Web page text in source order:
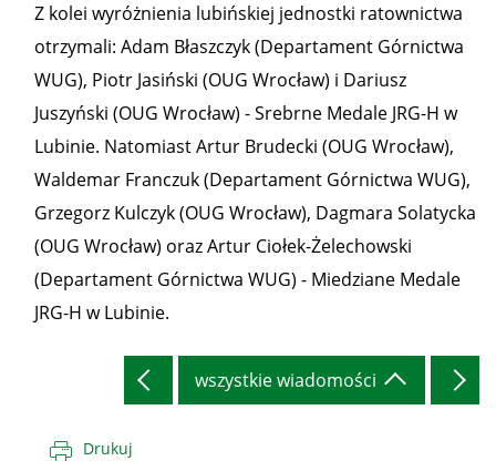
Z kolei wyróżnienia lubińskiej jednostki ratownictwa
otrzymali: Adam Błaszczyk (Departament Górnictwa
WUG), Piotr Jasiński (OUG Wrocław) i Dariusz
Juszyński (OUG Wrocław) - Srebrne Medale JRG-H w
Lubinie. Natomiast Artur Brudecki (OUG Wrocław),
Waldemar Franczuk (Departament Górnictwa WUG),
Grzegorz Kulczyk (OUG Wrocław), Dagmara Solatycka
(OUG Wrocław) oraz Artur Ciołek-Żelechowski
(Departament Górnictwa WUG) - Miedziane Medale
JRG-H w Lubinie.
wszystkie wiadomości
Drukuj